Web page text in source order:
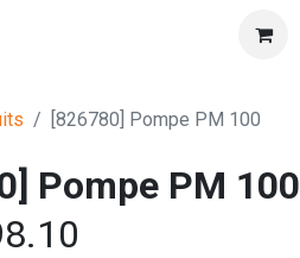
[826780] Pompe PM 100
Pompe PM 100